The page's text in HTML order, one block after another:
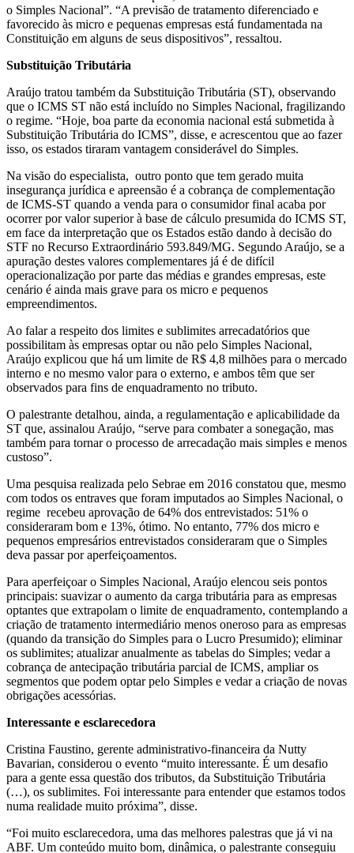
o Simples Nacional”. “A previsão de tratamento diferenciado e
favorecido às micro e pequenas empresas está fundamentada na
Constituição em alguns de seus dispositivos”, ressaltou.
Substituição Tributária
Araújo tratou também da Substituição Tributária (ST), observando
que o ICMS ST não está incluído no Simples Nacional, fragilizando
o regime. “Hoje, boa parte da economia nacional está submetida à
Substituição Tributária do ICMS”, disse, e acrescentou que ao fazer
isso, os estados tiraram vantagem considerável do Simples.
Na visão do especialista, outro ponto que tem gerado muita
insegurança jurídica e apreensão é a cobrança de complementação
de ICMS-ST quando a venda para o consumidor final acaba por
ocorrer por valor superior à base de cálculo presumida do ICMS ST,
em face da interpretação que os Estados estão dando à decisão do
STF no Recurso Extraordinário 593.849/MG. Segundo Araújo, se a
apuração destes valores complementares já é de difícil
operacionalização por parte das médias e grandes empresas, este
cenário é ainda mais grave para os micro e pequenos
empreendimentos.
Ao falar a respeito dos limites e sublimites arrecadatórios que
possibilitam às empresas optar ou não pelo Simples Nacional,
Araújo explicou que há um limite de R$ 4,8 milhões para o mercado
interno e no mesmo valor para o externo, e ambos têm que ser
observados para fins de enquadramento no tributo.
O palestrante detalhou, ainda, a regulamentação e aplicabilidade da
ST que, assinalou Araújo, “serve para combater a sonegação, mas
também para tornar o processo de arrecadação mais simples e menos
custoso”.
Uma pesquisa realizada pelo Sebrae em 2016 constatou que, mesmo
com todos os entraves que foram imputados ao Simples Nacional, o
regime recebeu aprovação de 64% dos entrevistados: 51% o
consideraram bom e 13%, ótimo. No entanto, 77% dos micro e
pequenos empresários entrevistados consideraram que o Simples
deva passar por aperfeiçoamentos.
Para aperfeiçoar o Simples Nacional, Araújo elencou seis pontos
principais: suavizar o aumento da carga tributária para as empresas
optantes que extrapolam o limite de enquadramento, contemplando a
criação de tratamento intermediário menos oneroso para as empresas
(quando da transição do Simples para o Lucro Presumido); eliminar
os sublimites; atualizar anualmente as tabelas do Simples; vedar a
cobrança de antecipação tributária parcial de ICMS, ampliar os
segmentos que podem optar pelo Simples e vedar a criação de novas
obrigações acessórias.
Interessante e esclarecedora
Cristina Faustino, gerente administrativo-financeira da Nutty
Bavarian, considerou o evento “muito interessante. É um desafio
para a gente essa questão dos tributos, da Substituição Tributária
(…), os sublimites. Foi interessante para entender que estamos todos
numa realidade muito próxima”, disse.
“Foi muito esclarecedora, uma das melhores palestras que já vi na
ABF. Um conteúdo muito bom, dinâmica, o palestrante conseguiu